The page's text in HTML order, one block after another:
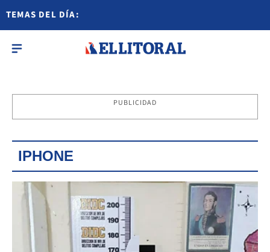
TEMAS DEL DÍA:
PUBLICIDAD
IPHONE